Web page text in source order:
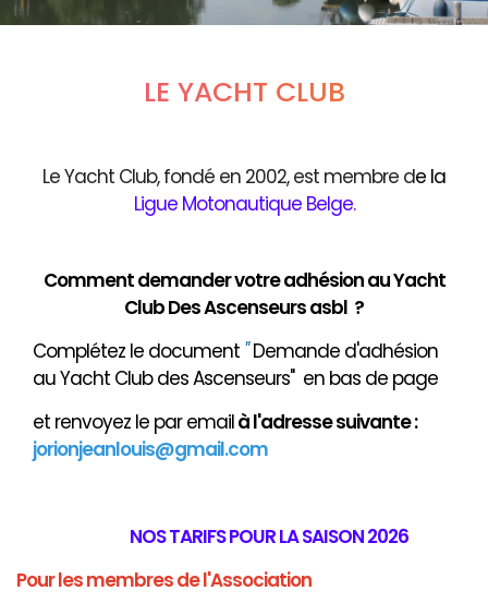
LE YACHT CLUB
Le Yacht Club, fondé en 2002, est membre de la
Ligue Motonautique Belge.
Comment demander votre adhésion au Yacht
Club Des Ascenseurs asbl ?
Complétez le document "Demande d'adhésion
au Yacht Club des Ascenseurs" en bas de page
et renvoyez le par emailàl'adresse suivante :
jorionjeanlouis@gmail.com
NOS TARIFS POUR LA SAISON 2026
Pour les membres de l'Association